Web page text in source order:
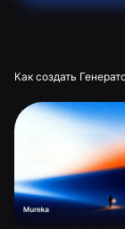
Как создать